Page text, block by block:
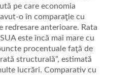
pe care economia
o în comparaţie cu
redresare anterioare. Rata
este încă mai mare cu
procentuale faţă de
structurală”, estimată
lucrări. Comparativ cu